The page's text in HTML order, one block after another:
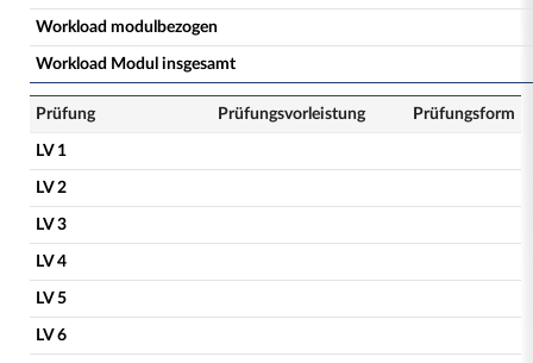
Workload modulbezogen
Workload Modul insgesamt
Prüfung Prüfungsvorleistung Prüfungsform
LV 1
LV 2
LV 3
LV 4
LV 5
LV 6